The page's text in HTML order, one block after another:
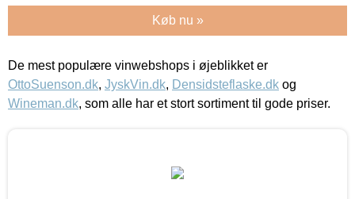
Køb nu »
De mest populære vinwebshops i øjeblikket er
OttoSuenson.dk, JyskVin.dk, Densidsteflaske.dk og
Wineman.dk, som alle har et stort sortiment til gode priser.